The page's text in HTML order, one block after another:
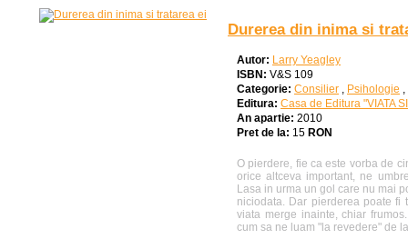
Durerea din inima si
Autor: Larry Yeagley
ISBN: V&S 109
Categorie: Consilier , Psihologie ,
Editura: Casa de Editura "VIATA
An apartie: 2010
Pret de la: 15 RON
O pierdere, fie ca este vorba de
orice altceva important, ne
Lasa in urma un gol care nu mai
niciodata. Dar pierderea poate fi
viata merge inainte, chiar
cum sa ne luam "la revedere" de